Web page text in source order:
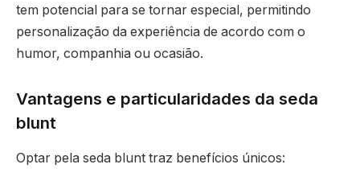
tem potencial para se tornar especial, permitindo
personalização da experiência de acordo com o
humor, companhia ou ocasião.
Vantagens e particularidades da seda
blunt
Optar pela seda blunt traz benefícios únicos: